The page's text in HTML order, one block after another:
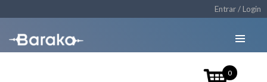
Entrar / Login
0